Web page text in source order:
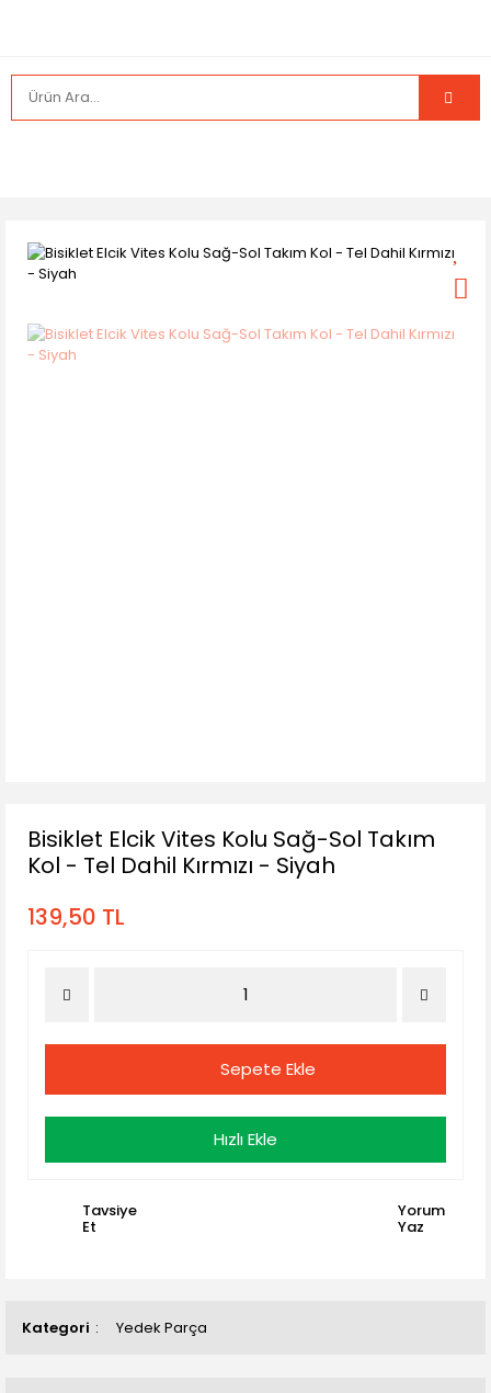
Kategori Yedek Parça
Bisiklet Elcik Vites Kolu Sağ-Sol Takım
Kol - Tel Dahil Kırmızı - Siyah
139,50 TL
Sepete Ekle
Hızlı Ekle
Tavsiye
Et
Yorum
Yaz